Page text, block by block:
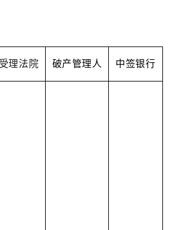
受理法院 破产管理人 中签银行